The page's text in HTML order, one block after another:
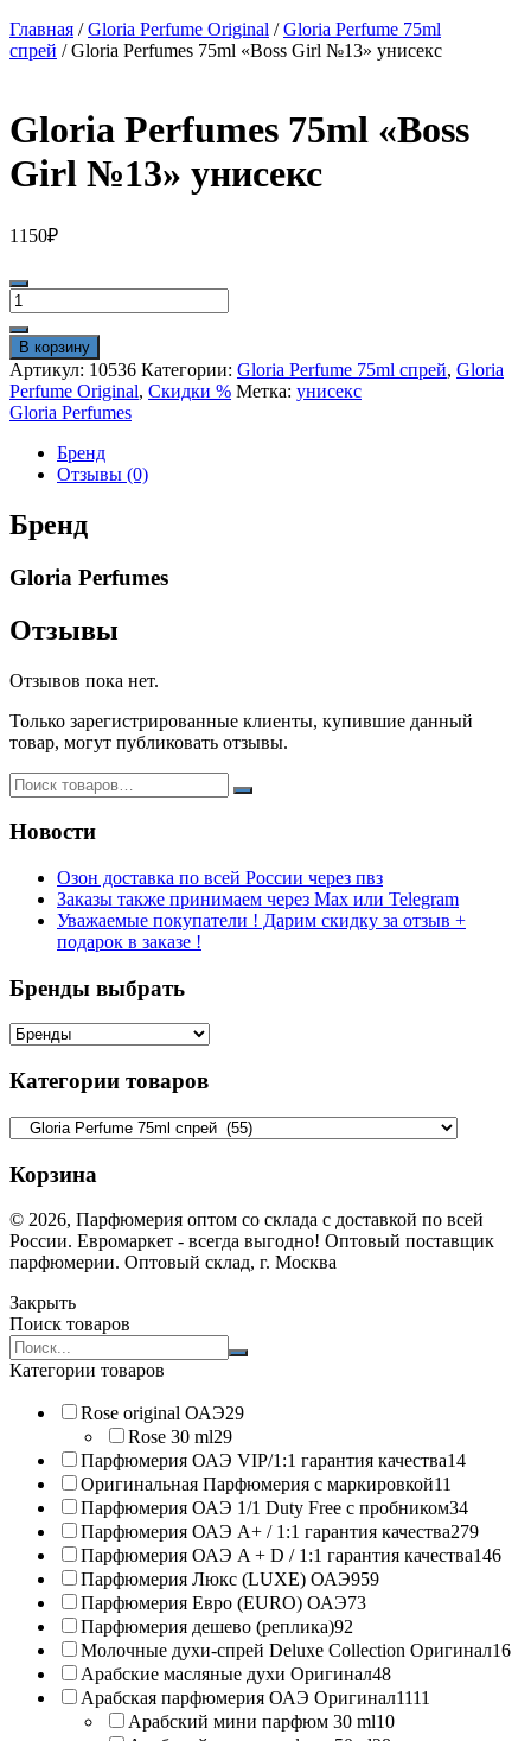
Главная /Gloria Perfume Original /Gloria Perfume 75ml
спрей / Gloria Perfumes 75ml «Boss Girl №13» унисекс
Gloria Perfumes 75ml «Boss
Girl №13» унисекс
1150₽
Количество
товара
Gloria
Perfumes
75ml
"Boss
Girl
№13"
унисекс
В корзину
Артикул: 10536 Категории: Gloria Perfume 75ml спрей, Gloria
Perfume Original, Скидки % Метка: унисекс
Gloria Perfumes
Бренд
Отзывы (0)
Бренд
Gloria Perfumes
Отзывы
Отзывов пока нет.
Только зарегистрированные клиенты, купившие данный
товар, могут публиковать отзывы.
Новости
Озон доставка по всей России через пвз
Заказы также принимаем через Max или Telegram
Уважаемые покупатели ! Дарим скидку за отзыв +
подарок в заказе !
Бренды выбрать
Категории товаров
Корзина
© 2026, Парфюмерия оптом со склада с доставкой по всей
России. Евромаркет - всегда выгодно! Оптовый поставщик
парфюмерии. Оптовый склад, г. Москва
Закрыть
Поиск товаров
Search
products:
Категории товаров
Rose original ОАЭ29
Rose 30 ml29
Парфюмерия ОАЭ VIP/1:1 гарантия качества14
Оригинальная Парфюмерия с маркировкой11
Парфюмерия ОАЭ 1/1 Duty Free с пробником34
Парфюмерия ОАЭ A+ / 1:1 гарантия качества279
Парфюмерия ОАЭ A + D / 1:1 гарантия качества146
Парфюмерия Люкс (LUXE) ОАЭ959
Парфюмерия Евро (EURO) ОАЭ73
Парфюмерия дешево (реплика)92
Молочные духи-спрей Deluxe Collection Оригинал16
Арабские масляные духи Оригинал48
Арабская парфюмерия ОАЭ Оригинал1111
Арабский мини парфюм 30 ml10